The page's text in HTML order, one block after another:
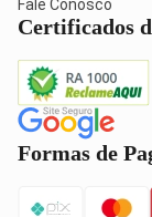
Fale Conosco
Certificados
Formas de